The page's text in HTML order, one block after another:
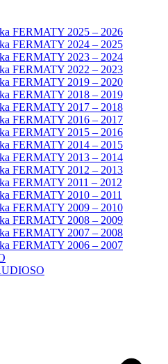
FERMATY 2025 – 2026
FERMATY 2024 – 2025
FERMATY 2023 – 2024
FERMATY 2022 – 2023
FERMATY 2019 – 2020
FERMATY 2018 – 2019
FERMATY 2017 – 2018
FERMATY 2016 – 2017
FERMATY 2015 – 2016
FERMATY 2014 – 2015
FERMATY 2013 – 2014
FERMATY 2012 – 2013
FERMATY 2011 – 2012
FERMATY 2010 – 2011
FERMATY 2009 – 2010
FERMATY 2008 – 2009
FERMATY 2007 – 2008
FERMATY 2006 – 2007